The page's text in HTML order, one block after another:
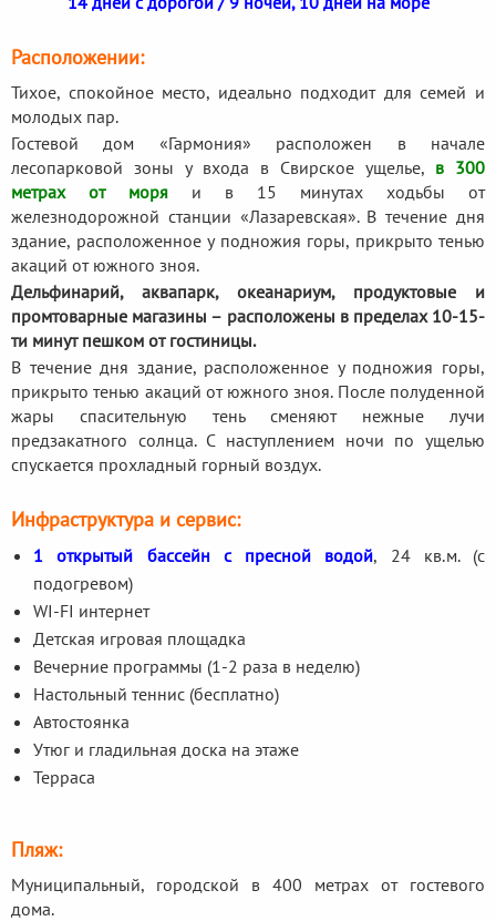
Расположении:
Тихое, спокойное место, идеально подходит для семей и
молодых пар.
Гостевой дом «Гармония» расположен в начале
лесопарковой зоны у входа в Свирское ущелье, в 300
метрах от моря и в 15 минутах ходьбы от
железнодорожной станции «Лазаревская». В течение дня
здание, расположенное у подножия горы, прикрыто тенью
акаций от южного зноя.
Дельфинарий, аквапарк, океанариум, продуктовые и
промтоварные магазины – расположены в пределах 10-15-
ти минут пешком от гостиницы.
В течение дня здание, расположенное у подножия горы,
прикрыто тенью акаций от южного зноя. После полуденной
жары спасительную тень сменяют нежные лучи
предзакатного солнца. С наступлением ночи по ущелью
спускается прохладный горный воздух.
Инфраструктура и сервис:
1 открытый бассейн с пресной водой, 24 кв.м. (с
подогревом)
WI-FI интернет
Детская игровая площадка
Вечерние программы (1-2 раза в неделю)
Настольный теннис (бесплатно)
Автостоянка
Утюг и гладильная доска на этаже
Терраса
Пляж:
Муниципальный, городской в 400 метрах от гостевого
дома.